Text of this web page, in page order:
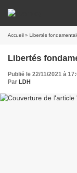
Accueil » Libertés
Libertés
Publié le 22/11/2021 à
Par LDH